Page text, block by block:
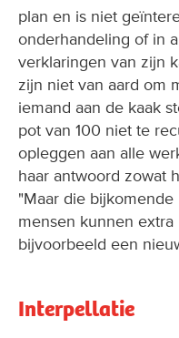
plan en is niet
onderhandeling of in
verklaringen van zijn
zijn niet van aard om
iemand aan de kaak
pot van 100 niet te
opleggen aan alle
haar antwoord zowat
"Maar die
mensen kunnen
bijvoorbeeld een
Interpellatie